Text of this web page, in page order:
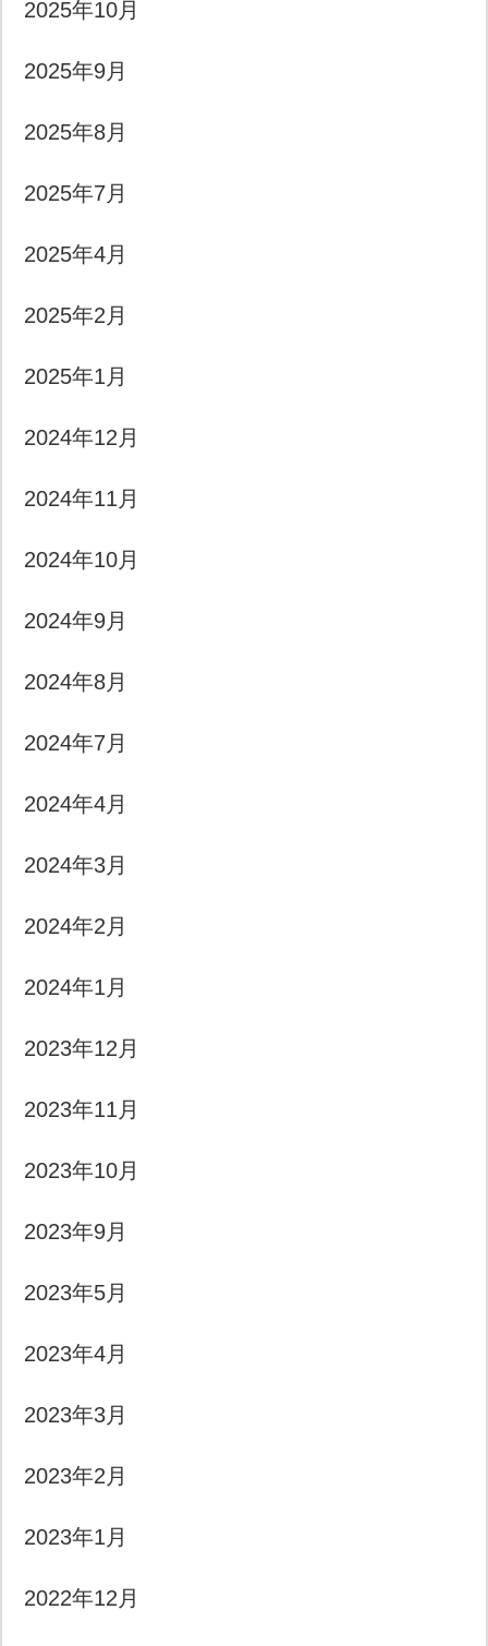
2025年10月
2025年9月
2025年8月
2025年7月
2025年4月
2025年2月
2025年1月
2024年12月
2024年11月
2024年10月
2024年9月
2024年8月
2024年7月
2024年4月
2024年3月
2024年2月
2024年1月
2023年12月
2023年11月
2023年10月
2023年9月
2023年5月
2023年4月
2023年3月
2023年2月
2023年1月
2022年12月